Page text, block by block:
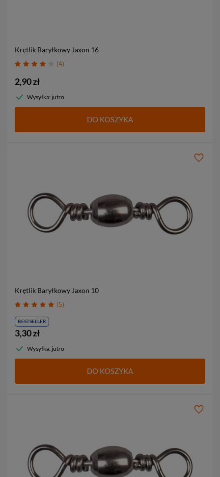
Krętlik Baryłkowy Jaxon 16
4
2,90 zł
Wysyłka: jutro
DO KOSZYKA
Krętlik Baryłkowy Jaxon 10
5
BESTSELLER
3,30 zł
Wysyłka: jutro
DO KOSZYKA